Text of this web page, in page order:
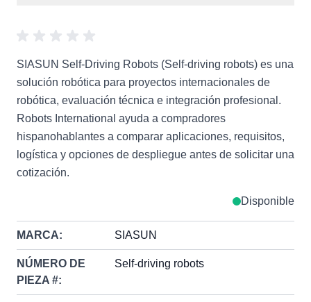
SIASUN Self-Driving Robots (Self-driving robots) es una
solución robótica para proyectos internacionales de
robótica, evaluación técnica e integración profesional.
Robots International ayuda a compradores
hispanohablantes a comparar aplicaciones, requisitos,
logística y opciones de despliegue antes de solicitar una
cotización.
Disponible
MARCA: SIASUN
NÚMERO DE
PIEZA #:
Self-driving robots